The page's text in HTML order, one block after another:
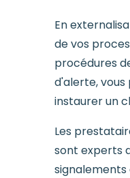
En
de vos
procédures
d'alerte,
instaurer un
Les
sont experts
signalements